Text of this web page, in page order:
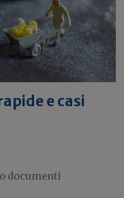
e casi
documenti